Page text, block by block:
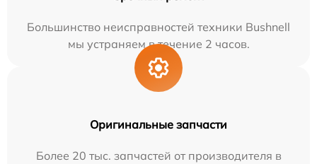
Большинство неисправностей техники Bushnell
мы устраняем в течение 2 часов.
Оригинальные запчасти
Более 20 тыс. запчастей от производителя в